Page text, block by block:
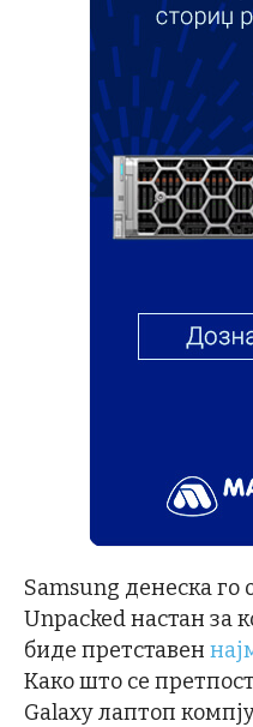
Samsung денеска го
Unpacked настан за
биде претставен
Како што се
Galaxy лаптоп